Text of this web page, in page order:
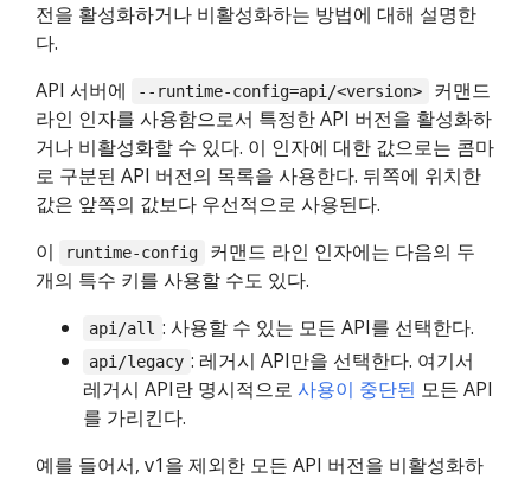
전을 활성화하거나 비활성화하는 방법에 대해 설명한
다.
API 서버에
--runtime-config=api/<version>
커맨드
라인 인자를 사용함으로서 특정한 API 버전을 활성화하
거나 비활성화할 수 있다. 이 인자에 대한 값으로는 콤마
로 구분된 API 버전의 목록을 사용한다. 뒤쪽에 위치한
값은 앞쪽의 값보다 우선적으로 사용된다.
이
runtime-config
커맨드 라인 인자에는 다음의 두
개의 특수 키를 사용할 수도 있다.
api/all : 사용할 수 있는 모든 API를 선택한다.
api/legacy : 레거시 API만을 선택한다. 여기서
레거시 API란 명시적으로 사용이 중단된 모든 API
를 가리킨다.
예를 들어서, v1을 제외한 모든 API 버전을 비활성화하